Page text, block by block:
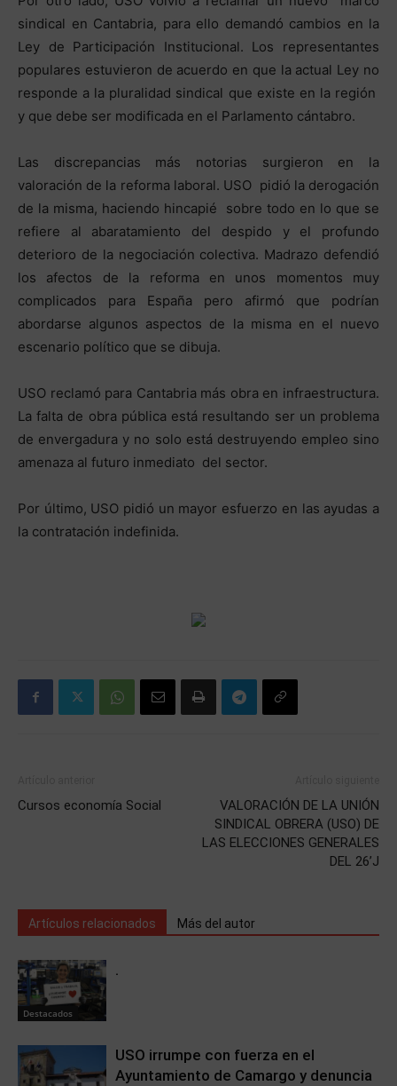
sindical en Cantabria, para ello demandó cambios en la
Ley de Participación Institucional. Los representantes
populares estuvieron de acuerdo en que la actual Ley no
responde a la pluralidad sindical que existe en la región
y que debe ser modificada en el Parlamento cántabro.
Las discrepancias más notorias surgieron en la
valoración de la reforma laboral. USO pidió la derogación
de la misma, haciendo hincapié sobre todo en lo que se
refiere al abaratamiento del despido y el profundo
deterioro de la negociación colectiva. Madrazo defendió
los afectos de la reforma en unos momentos muy
complicados para España pero afirmó que podrían
abordarse algunos aspectos de la misma en el nuevo
escenario político que se dibuja.
USO reclamó para Cantabria más obra en infraestructura.
La falta de obra pública está resultando ser un problema
de envergadura y no solo está destruyendo empleo sino
amenaza al futuro inmediato del sector.
Por último, USO pidió un mayor esfuerzo en las ayudas a
la contratación indefinida.
Cursos economía Social
VALORACIÓN DE LA UNIÓN
SINDICAL OBRERA (USO) DE
LAS ELECCIONES GENERALES
DEL 26’J
Artículos relacionados Más del autor
Destacados
.
USO irrumpe con fuerza en el
Ayuntamiento de Camargo y denuncia